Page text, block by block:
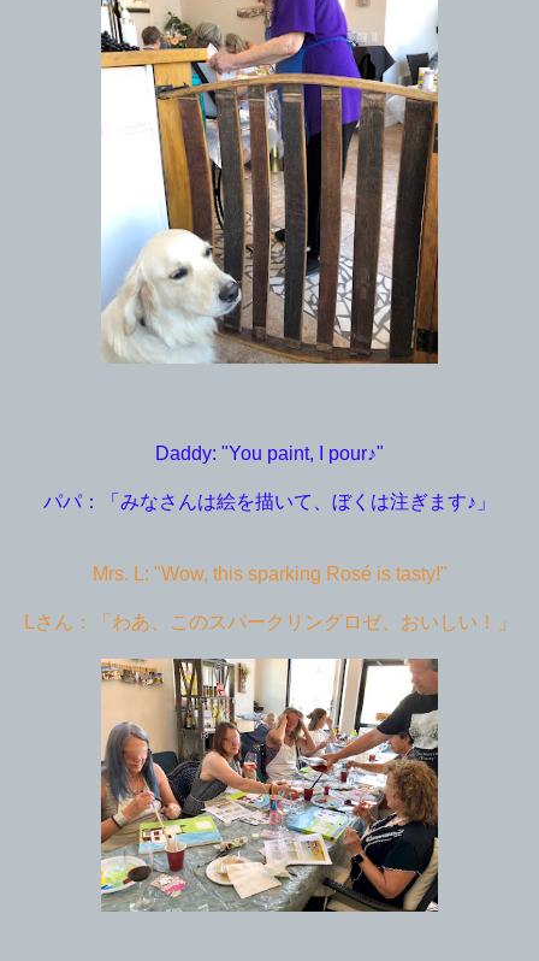
Daddy: "You paint, I pour♪"
パパ：「みなさんは絵を描いて、ぼくは注ぎます♪」
Mrs. L: "Wow, this sparking Rosé is tasty!"
Lさん：「わあ、このスパークリングロゼ、おいしい！」